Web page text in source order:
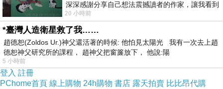
深深感謝分享自己想法震撼讀者的作家，讓我看到
不同樣貌的家庭！ 《女大
20 小時前
*臺灣人造衛星救了我……
趙德恕(Zoldos Ur.)神父還活著的時候: 他怕見太陽光 我有一次去上趙
德恕神父研究所的課程， 趙神父把窗簾放下， 他說:陽
5 小時前
登入 註冊
PChome首頁 線上購物 24h購物 書店 露天拍賣 比比昂代購